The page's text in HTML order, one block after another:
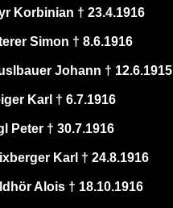
Korbinian † 23.4.1916
Simon † 8.6.1916
Johann † 12.6.1915
Karl † 6.7.1916
Peter † 30.7.1916
Karl † 24.8.1916
Alois † 18.10.1916